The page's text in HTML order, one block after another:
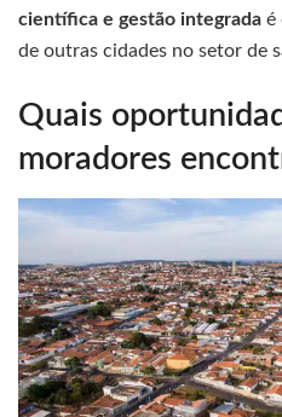
científica e gestão integrada é
de outras cidades no setor de
Quais
moradores